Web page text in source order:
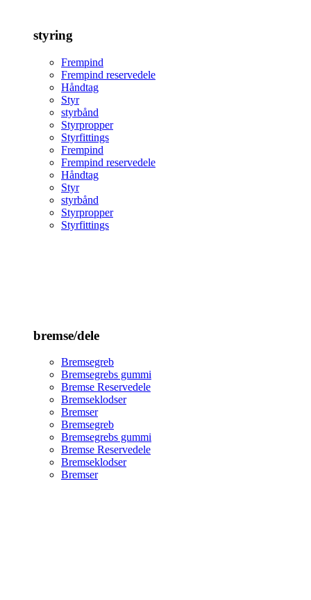
styring
Frempind
Frempind reservedele
Håndtag
Styr
styrbånd
Styrpropper
Styrfittings
Frempind
Frempind reservedele
Håndtag
Styr
styrbånd
Styrpropper
Styrfittings
bremse/dele
Bremsegreb
Bremsegrebs gummi
Bremse Reservedele
Bremseklodser
Bremser
Bremsegreb
Bremsegrebs gummi
Bremse Reservedele
Bremseklodser
Bremser